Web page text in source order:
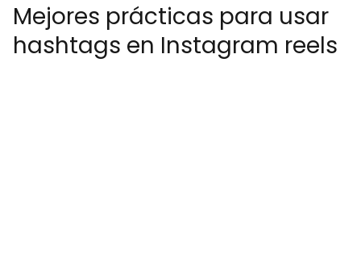
Mejores prácticas para usar
hashtags en Instagram reels